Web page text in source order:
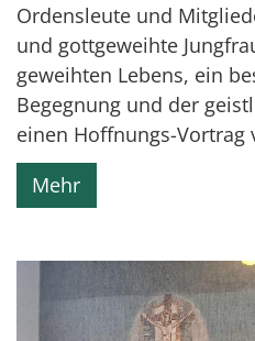
Ordensleute und
und gottgeweihte
geweihten Lebens, ein
Begegnung und der
einen Hoffnungs-Vortrag
Mehr